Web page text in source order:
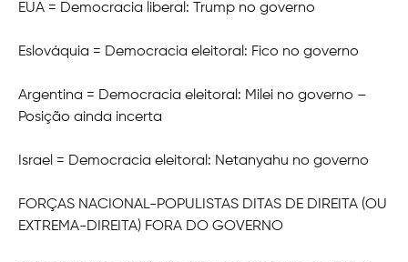
EUA = Democracia liberal: Trump no governo
Eslováquia = Democracia eleitoral: Fico no governo
Argentina = Democracia eleitoral: Milei no governo –
Posição ainda incerta
Israel = Democracia eleitoral: Netanyahu no governo
FORÇAS NACIONAL-POPULISTAS DITAS DE DIREITA (OU
EXTREMA-DIREITA) FORA DO GOVERNO